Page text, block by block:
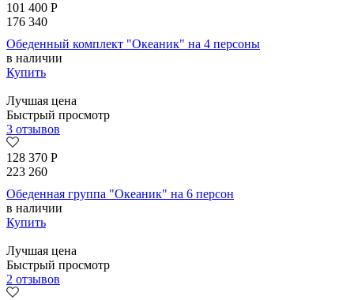
101 400 Р
176 340
Обеденный комплект "Океаник" на 4 персоны
в наличии
Купить
Лучшая цена
Быстрый просмотр
3 отзывов
128 370 Р
223 260
Обеденная группа "Океаник" на 6 персон
в наличии
Купить
Лучшая цена
Быстрый просмотр
2 отзывов